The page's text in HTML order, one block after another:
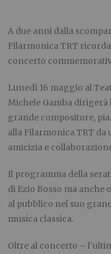
A due anni dalla
Filarmonica TRT
concerto
Lunedì 16 maggio al
Michele Gamba dirigerà
grande compositore,
alla Filarmonica TRT
amicizia e
Il programma della
di Ezio Bosso ma anche
al pubblico nel suo
musica classica.
Oltre al concerto –